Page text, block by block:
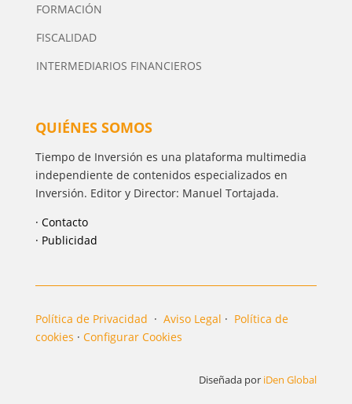
FORMACIÓN
FISCALIDAD
INTERMEDIARIOS FINANCIEROS
QUIÉNES SOMOS
Tiempo de Inversión es una plataforma multimedia
independiente de contenidos especializados en
Inversión. Editor y Director: Manuel Tortajada.
· Contacto
· Publicidad
Política de Privacidad · Aviso Legal · Política de
cookies · Configurar Cookies
Diseñada por iDen Global